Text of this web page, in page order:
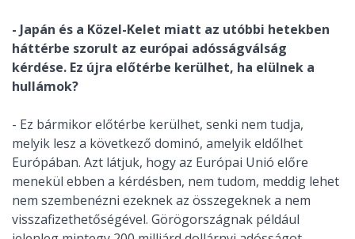
- Japán és a Közel-Kelet miatt az utóbbi hetekben
háttérbe szorult az európai adósságválság
kérdése. Ez újra előtérbe kerülhet, ha elülnek a
hullámok?
- Ez bármikor előtérbe kerülhet, senki nem tudja,
melyik lesz a következő dominó, amelyik eldőlhet
Európában. Azt látjuk, hogy az Európai Unió előre
menekül ebben a kérdésben, nem tudom, meddig lehet
nem szembenézni ezeknek az összegeknek a nem
visszafizethetőségével. Görögországnak például